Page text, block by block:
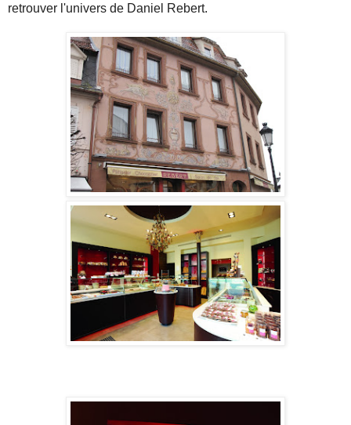
retrouver l'univers de Daniel Rebert.